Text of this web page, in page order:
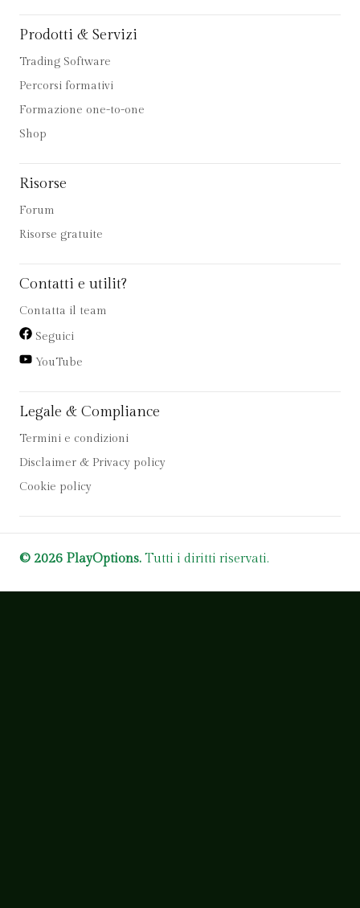
Prodotti & Servizi
Trading Software
Percorsi formativi
Formazione one-to-one
Shop
Risorse
Forum
Risorse gratuite
Contatti e utilit?
Contatta il team
Seguici
YouTube
Legale & Compliance
Termini e condizioni
Disclaimer & Privacy policy
Cookie policy
© 2026 PlayOptions. Tutti i diritti riservati.